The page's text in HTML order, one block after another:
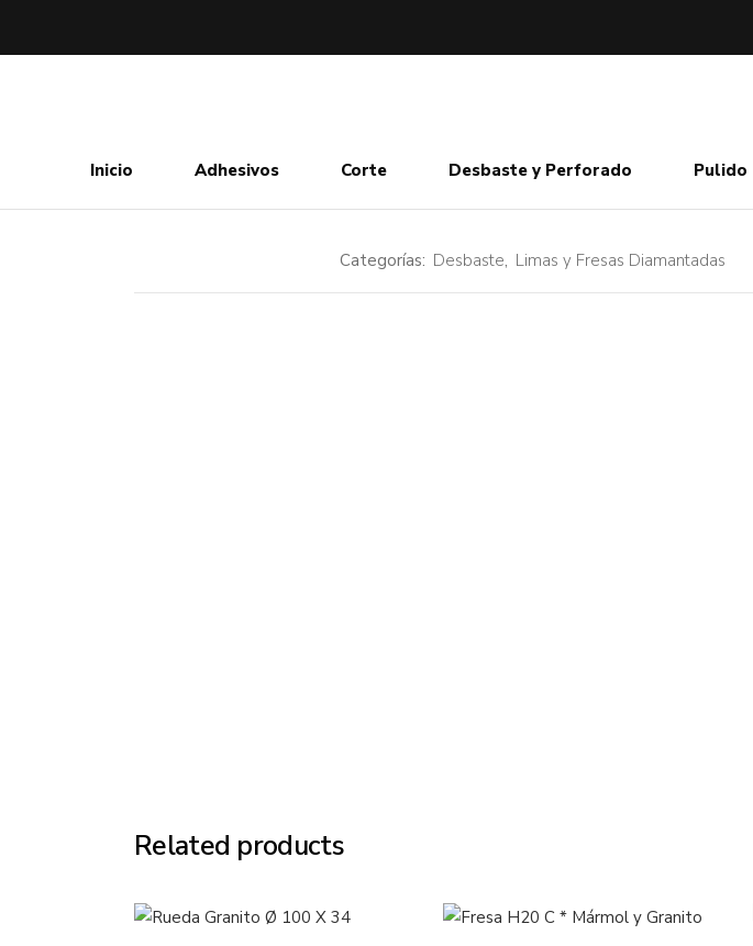
Inicio Adhesivos Corte Desbaste y Perforado Pulido
Categorías: Desbaste, Limas y Fresas Diamantadas
Related products